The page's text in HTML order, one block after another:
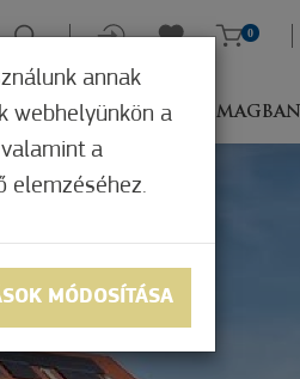
MERRE, MIVEL CSOMAGBAN
0
annak
webhelyünkön a
a
elemzéséhez.
MÓDOSÍTÁSA